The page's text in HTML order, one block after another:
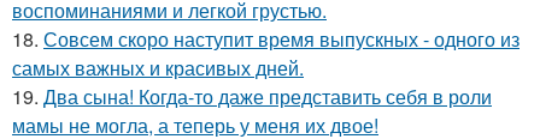
воспоминаниями и легкой грустью.
18. Совсем скоро наступит время выпускных - одного из
самых важных и красивых дней.
19. Два сына! Когда-то даже представить себя в роли
мамы не могла, а теперь у меня их двое!